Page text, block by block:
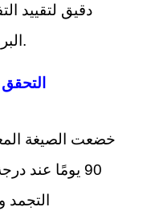
دقيق لتقييد
البروبيلين جلايكول بشكل استيريكي.
خضعت الصيغة